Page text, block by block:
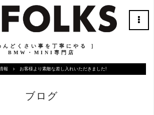
んどくさい事を丁寧にやる ］
BMW・MINI専門店
報 お客様より素敵な差し入れいただきました!
ブログ